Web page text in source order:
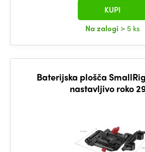
Na zalogi > 5 ks
KUPI
Baterijska plošča
nastavljivo roko